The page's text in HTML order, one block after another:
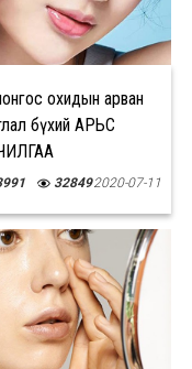
охидын арван
бүхий АРЬС
328492020-07-11